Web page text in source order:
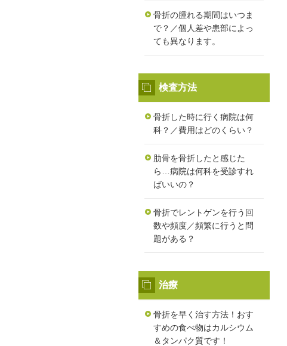
骨折の腫れる期間はいつま
で？／個人差や患部によっ
ても異なります。
検査方法
骨折した時に行く病院は何
科？／費用はどのくらい？
肋骨を骨折したと感じた
ら…病院は何科を受診すれ
ばいいの？
骨折でレントゲンを行う回
数や頻度／頻繁に行うと問
題がある？
治療
骨折を早く治す方法！おす
すめの食べ物はカルシウム
＆タンパク質です！